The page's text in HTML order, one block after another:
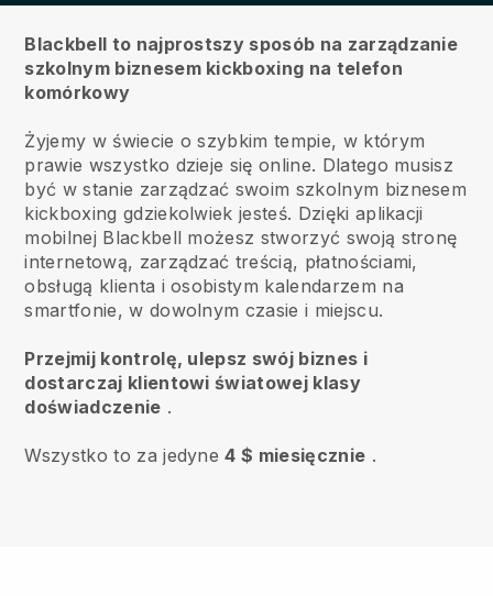
Blackbell to najprostszy sposób na zarządzanie
szkolnym biznesem kickboxing na telefon
komórkowy
Żyjemy w świecie o szybkim tempie, w którym
prawie wszystko dzieje się online. Dlatego musisz
być w stanie zarządzać swoim szkolnym biznesem
kickboxing gdziekolwiek jesteś. Dzięki aplikacji
mobilnej Blackbell możesz stworzyć swoją stronę
internetową, zarządzać treścią, płatnościami,
obsługą klienta i osobistym kalendarzem na
smartfonie, w dowolnym czasie i miejscu.
Przejmij kontrolę, ulepsz swój biznes i
dostarczaj klientowi światowej klasy
doświadczenie .
Wszystko to za jedyne4 $ miesięcznie .